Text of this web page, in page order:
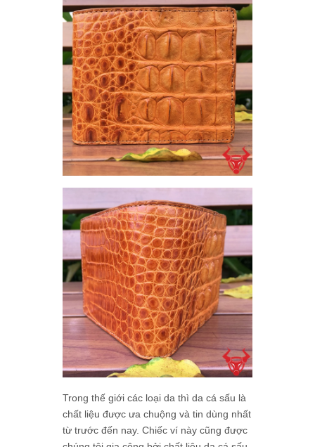
Trong thế giới các loại da thì da cá sấu là
chất liệu được ưa chuộng và tin dùng nhất
từ trước đến nay. Chiếc ví này cũng được